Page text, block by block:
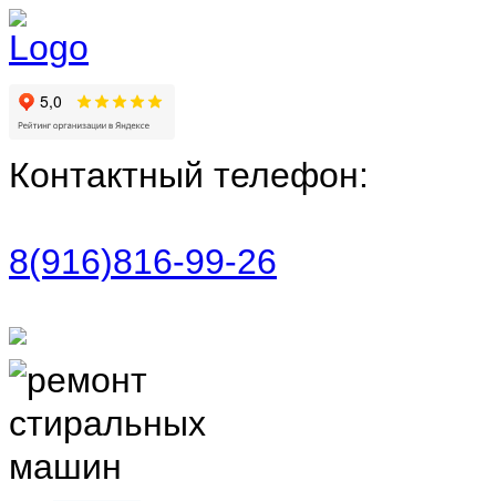
Контактный телефон:
8(916)816-99-26